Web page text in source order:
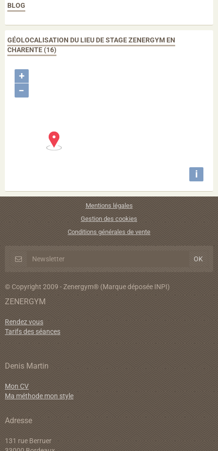
BLOG
GÉOLOCALISATION DU LIEU DE STAGE ZENERGYM EN
CHARENTE (16)
+
−
i
Mentions légales
Gestion des cookies
Conditions générales de vente
© Copyright 2009 - Zenergym® (Marque déposée INPI)
ZENERGYM
Rendez vous
Tarifs des séances
Denis Martin
Mon CV
Ma méthode mon style
Adresse
131 rue Berruer